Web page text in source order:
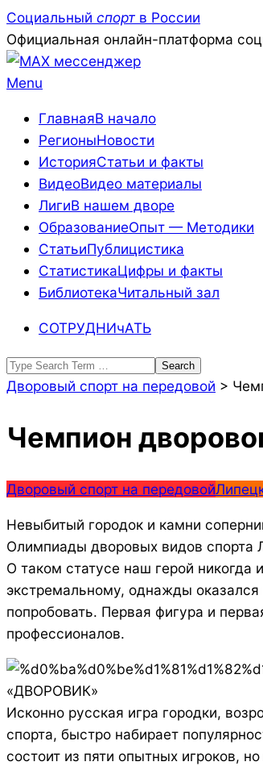
Skip
to
content
Социальный спорт в России
Официальная онлайн-платформа
Primary
Menu
Menu
ГлавнаяВ начало
РегионыНовости
ИсторияСтатьи и факты
ВидеоВидео материалы
ЛигиВ нашем дворе
ОбразованиеОпыт — Методики
СтатьиПублицистика
СтатистикаЦифры и факты
БиблиотекаЧитальный зал
СОТРУДНИчАТЬ
Search
Дворовый спорт на передовой >
Чемпион
Дворовый спорт на передовой
Невыбитый городок и камни
Олимпиады дворовых видов спорта
О таком статусе наш герой
экстремальному, однажды
попробовать. Первая фигура и
профессионалов.
«ДВОРОВИК»
Исконно русская игра городки,
спорта, быстро набирает
состоит из пяти опытных игроков,